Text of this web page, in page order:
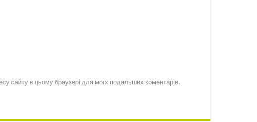
сайту в цьому браузері для моїх подальших коментарів.